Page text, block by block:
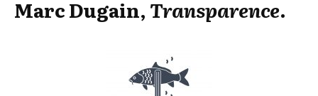
Marc Dugain, Transparence.